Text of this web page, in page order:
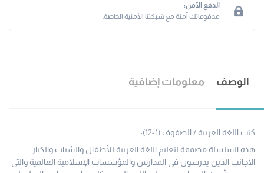
الدفع الآمن:
مدفوعاتك آمنة مع شبكتنا الأمنية الخاصة.
الوصف معلومات إضافية
كتب اللغة العربية / الصفوف (1-12):
هذه السلسلة مصممة لتعليم اللغة العربية للأطفال والشباب والكبار
الأجانب الذين يدرسون في المدارس والمؤسسات الإسلامية العالمية والتي